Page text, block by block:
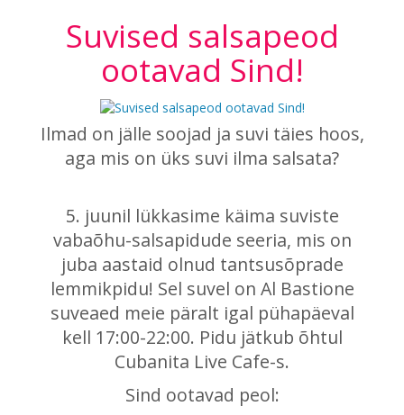
Suvised salsapeod
ootavad Sind!
Ilmad on jälle soojad ja suvi täies hoos,
aga mis on üks suvi ilma salsata?
5. juunil lükkasime käima suviste
vabaõhu-salsapidude seeria, mis on
juba aastaid olnud tantsusõprade
lemmikpidu! Sel suvel on Al Bastione
suveaed meie päralt igal pühapäeval
kell 17:00-22:00. Pidu jätkub õhtul
Cubanita Live Cafe-s.
Sind ootavad peol: